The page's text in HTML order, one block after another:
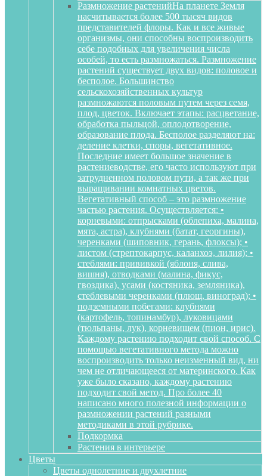
Размножение растенийНа планете Земля
насчитывается более 500 тысяч видов
представителей флоры. Как и все живые
организмы, они способны воспроизводить
себе подобных для увеличения числа
особей, то есть размножаться. Размножение
растений существует двух видов: половое и
бесполое. Большинство
сельскохозяйственных культур
размножаются половым путем через семя,
плод, цветок. Включает этапы: расцветание,
обработка пыльцой, оплодотворение,
образование плода. Бесполое разделяют на:
деление клетки, споры, вегетативное.
Последние имеет большое значение в
растениеводстве, его часто используют при
затрудненном половом пути, а так же при
выращивании комнатных цветов.
Вегетативный способ – это размножение
частью растения. Осуществляется: •
корневыми: отпрысками (облепиха, малина,
мята, астра), клубнями (батат, георгины),
черенками (шиповник, герань, флоксы); •
листом (стрептокарпус, каланхоэ, лилия); •
стеблями: прививкой (яблоня, слива,
вишня), отводками (малина, фикус,
гвоздика), усами (костяника, земляника),
стеблевыми черенками (плющ, виноград); •
подземными побегами: клубнями
(картофель, топинамбур), луковицами
(тюльпаны, лук), корневищем (пион, ирис).
Каждому растению подходит свой способ. С
помощью вегетативного метода можно
воспроизводить только неизменный вид, ни
чем не отличающееся от материнского. Как
уже было сказано, каждому растению
подходит свой метод. Про более 40
написано много полезной информации о
размножении растений разными
методиками в этой рубрике.
Подкормка
Растения в интерьере
Цветы
Цветы однолетние и двухлетние